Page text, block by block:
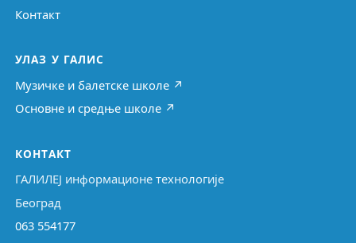
Контакт
УЛАЗ У ГАЛИС
Музичке и балетске школе ↗
Основне и средње школе ↗
КОНТАКТ
ГАЛИЛЕЈ информационе технологије
Београд
063 554177